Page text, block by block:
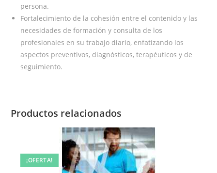
persona.
Fortalecimiento de la cohesión entre el contenido y las
necesidades de formación y consulta de los
profesionales en su trabajo diario, enfatizando los
aspectos preventivos, diagnósticos, terapéuticos y de
seguimiento.
Productos relacionados
¡OFERTA!